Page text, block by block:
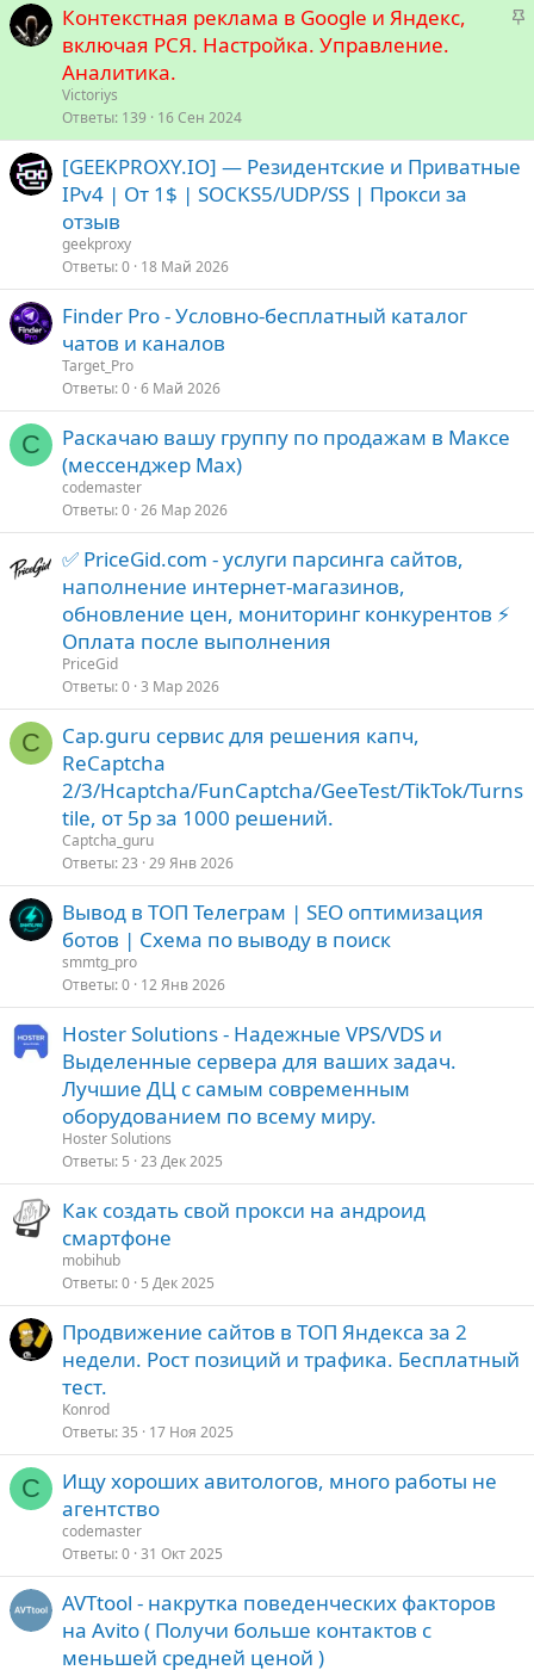
З
п
Контекстная реклама в Google и Яндекс,
включая РСЯ. Настройка. Управление.
Аналитика.
Victoriys
Ответы 139 16 Сен 2024
[GEEKPROXY.IO] — Резидентские и Приватные
IPv4 | От 1$ | SOCKS5/UDP/SS | Прокси за
отзыв
geekproxy
Ответы 0 18 Май 2026
Finder Pro - Условно-бесплатный каталог
чатов и каналов
Target_Pro
Ответы 0 6 Май 2026
C
Раскачаю вашу группу по продажам в Максе
(мессенджер Max)
codemaster
Ответы 0 26 Мар 2026
✅ PriceGid.com - услуги парсинга сайтов,
наполнение интернет-магазинов,
обновление цен, мониторинг конкурентов ⚡️
Оплата после выполнения
PriceGid
Ответы 0 3 Мар 2026
C
Cap.guru сервис для решения капч,
ReCaptcha
2/3/Hcaptcha/FunCaptcha/GeeTest/TikTok/Turns
tile, от 5р за 1000 решений.
Captcha_guru
Ответы 23 29 Янв 2026
Вывод в ТОП Телеграм | SEO оптимизация
ботов | Схема по выводу в поиск
smmtg_pro
Ответы 0 12 Янв 2026
Hoster Solutions - Надежные VPS/VDS и
Выделенные сервера для ваших задач.
Лучшие ДЦ с самым современным
оборудованием по всему миру.
Hoster Solutions
Ответы 5 23 Дек 2025
Как создать свой прокси на андроид
смартфоне
mobihub
Ответы 0 5 Дек 2025
Продвижение сайтов в ТОП Яндекса за 2
недели. Рост позиций и трафика. Бесплатный
тест.
Konrod
Ответы 35 17 Ноя 2025
C
Ищу хороших авитологов, много работы не
агентство
codemaster
Ответы 0 31 Окт 2025
AVTtool - накрутка поведенческих факторов
на Avito ( Получи больше контактов с
меньшей средней ценой )